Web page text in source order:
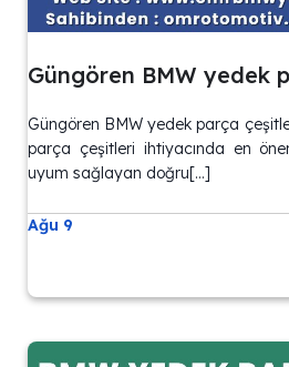
Güngören BMW yedek
Güngören BMW yedek parça
parça çeşitleri ihtiyacında en
uyum sağlayan doğru[…]
Ağu 9